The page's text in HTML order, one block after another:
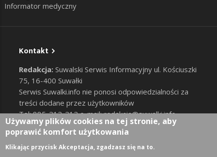
Informator medyczny
Kontakt
Redakcja: Suwalski Serwis Informacyjny ul. Kościuszki
75, 16-400 Suwałki
Serwis Suwalki.info nie ponosi odpowiedzialności za
treści dodane przez użytkowników
Tel: 885-212-212 e-mail:redakcja@suwalki.info,
reklama@suwalki.info
RODO |Cookies
User account menu
Zaloguj
Używamy plików cookies na tej stronie, aby
poprawić komfort użytkowania
Klikając przycisk Akceptacja, zgadzasz się na to.